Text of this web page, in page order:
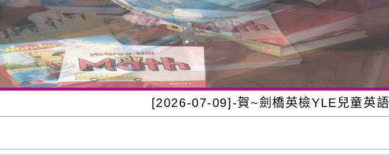
[2026-07-09]-賀~劍橋英檢YLE兒童英語認證 表現優異（